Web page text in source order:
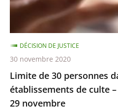
de
culte
–
Décision
en
référé
du
29
Limite de 30 personnes
établissements de culte
29 novembre
DÉCISION DE JUSTICE
30 novembre 2020